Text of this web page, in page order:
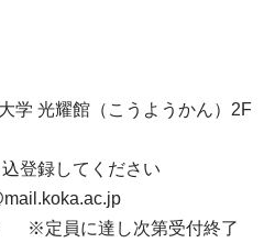
光耀館（こうようかん）2F
登録してください
※定員に達し次第受付終了